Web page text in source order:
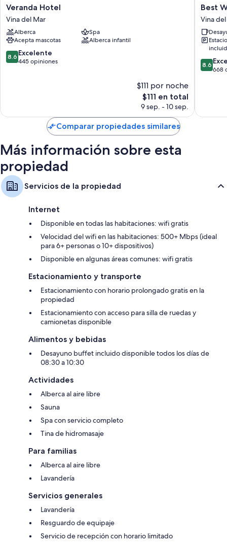
Calefacción y ventiladores portátiles
Sábanas de algodón egipcio y camas Select Comfort
Regaderas, amenidades de baño gratuitas y secadoras de cabello
Smart TVs de 42 pulgadas con canales de televisión premium
Veranda
Hotel
Vina
del
Mar
Veranda Hotel
Vina del Mar
Alberca
Spa
Acepta mascotas
Alberca infantil
8.6
de
8.6 Excelente
445 opiniones
$111 por noche
El
precio
es
$111 en total
9 sep. - 10 sep.
Best
Western
Marina
Del
Rey
Vina
del
Mar
Best
Vina
8.6
de
8.6
668
Comparar propiedades similares
Más información sobre esta
propiedad
Servicios de la propiedad
Internet
Disponible en todas las habitaciones: wifi gratis
Velocidad del wifi en las habitaciones: 500+ Mbps (ideal
para 6+ personas o 10+ dispositivos)
Disponible en algunas áreas comunes: wifi gratis
Estacionamiento y transporte
Estacionamiento con horario prolongado gratis en la
propiedad
Estacionamiento con acceso para silla de ruedas y
camionetas disponible
Alimentos y bebidas
Desayuno buffet incluido disponible todos los días de
08:30 a 10:30
Actividades
Alberca al aire libre
Sauna
Spa con servicio completo
Tina de hidromasaje
Para familias
Alberca al aire libre
Lavandería
Servicios generales
Lavandería
Resguardo de equipaje
Servicio de recepción con horario limitado